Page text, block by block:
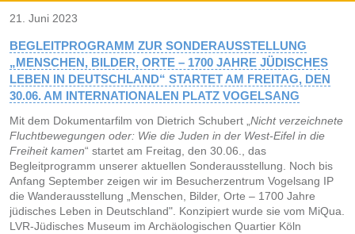
21. Juni 2023
BEGLEITPROGRAMM ZUR SONDERAUSSTELLUNG
„MENSCHEN, BILDER, ORTE – 1700 JAHRE JÜDISCHES
LEBEN IN DEUTSCHLAND“ STARTET AM FREITAG, DEN
30.06. AM INTERNATIONALEN PLATZ VOGELSANG
Mit dem Dokumentarfilm von Dietrich Schubert „Nicht verzeichnete
Fluchtbewegungen oder: Wie die Juden in der West-Eifel in die
Freiheit kamen“ startet am Freitag, den 30.06., das
Begleitprogramm unserer aktuellen Sonderausstellung. Noch bis
Anfang September zeigen wir im Besucherzentrum Vogelsang IP
die Wanderausstellung „Menschen, Bilder, Orte – 1700 Jahre
jüdisches Leben in Deutschland". Konzipiert wurde sie vom MiQua.
LVR-Jüdisches Museum im Archäologischen Quartier Köln